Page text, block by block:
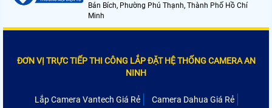
Bán Bích, Phường Phú Thạnh, Thành Phố Hồ Chí
Minh
ĐƠN VỊ TRỰC TIẾP THI CÔNG LẮP ĐẶT HỆ THỐNG CAMERA AN
NINH
Lắp Camera Vantech Giá Rẻ
Camera Dahua Giá Rẻ